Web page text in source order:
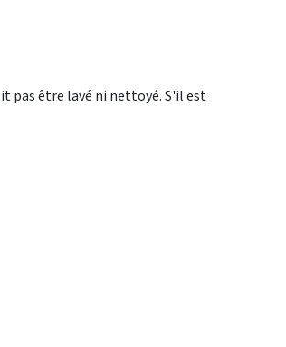
pas être lavé ni nettoyé. S'il est